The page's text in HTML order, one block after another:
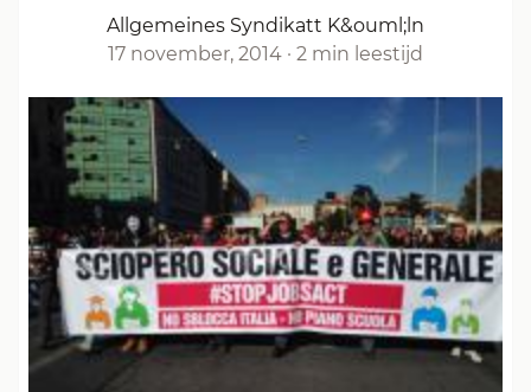
Allgemeines Syndikatt K&ouml;ln
17 november, 2014 · 2 min leestijd